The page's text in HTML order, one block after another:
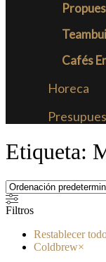
Cafés
Horeca
Etiqueta:
Filtros
Restablecer
Coldbrew×